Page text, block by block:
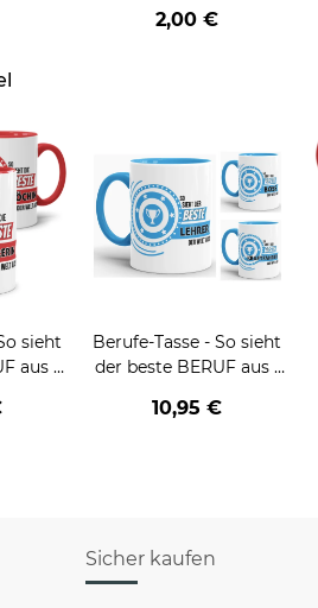
2,00 €
sieht
aus -
Berufe-Tasse - So sieht
der beste BERUF aus -
Männer - Hellblau
10,95 €
Sicher kaufen